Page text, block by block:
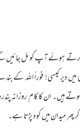
کرتے ہوئے آپ کو مل
دیر کیسی! فوراً اللہ کے
ان کا کام روزانہ
میدان میں کود پڑتا ہے۔